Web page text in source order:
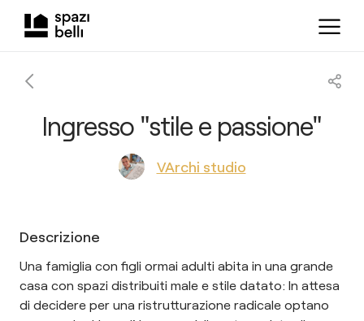
Ingresso "stile e passione"
VArchi studio
Descrizione
Una famiglia con figli ormai adulti abita in una grande
casa con spazi distribuiti male e stile datato: In attesa
di decidere per una ristrutturazione radicale optano